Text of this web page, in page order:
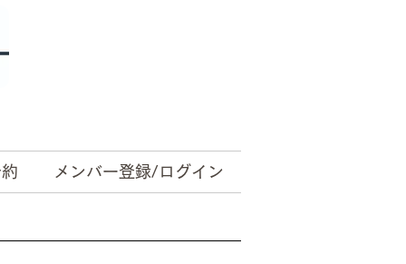
メンバー登録/ログイン